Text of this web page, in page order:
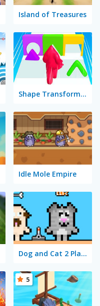
Island of Treasures
Shape Transform: Blob Racing
Idle Mole Empire
Dog and Cat 2 Player
5